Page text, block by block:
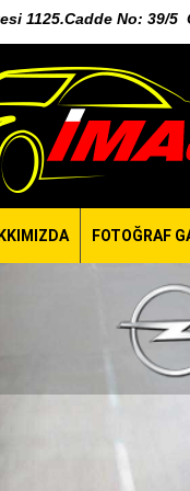
1125.Cadde No: 39/5
FOTOĞRAF